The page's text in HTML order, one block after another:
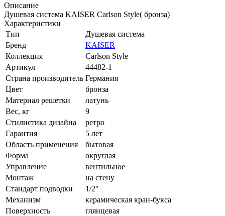
Описание
Душевая система KAISER Carlson Style( бронза)
Характеристики
Тип
Душевая система
Бренд
KAISER
Коллекция
Carlson Style
Артикул
44482-1
Страна производитель Германия
Цвет
бронза
Материал решетки
латунь
Вес, кг
9
Стилистика дизайна
ретро
Гарантия
5 лет
Область применения
бытовая
Форма
округлая
Управление
вентильное
Монтаж
на стену
Стандарт подводки
1/2''
Механизм
керамическая кран-букса
Поверхность
глянцевая